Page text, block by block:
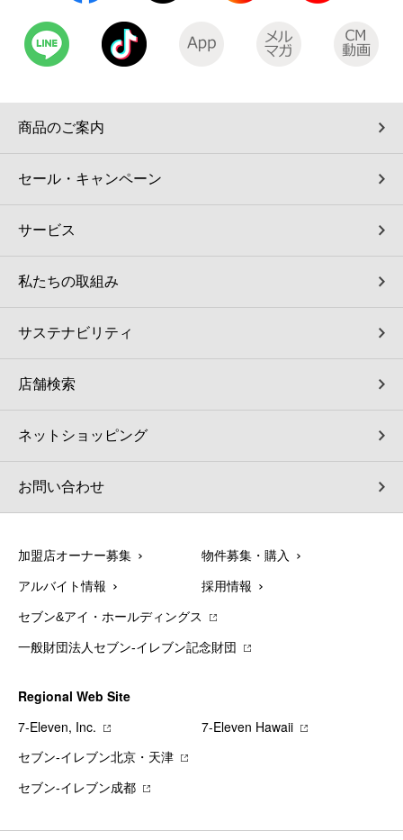
商品のご案内
セール・キャンペーン
サービス
私たちの取組み
サステナビリティ
店舗検索
ネットショッピング
お問い合わせ
加盟店オーナー募集 物件募集・購入
アルバイト情報 採用情報
セブン&アイ・ホールディングス
一般財団法人セブン-イレブン記念財団
Regional Web Site
7‐Eleven, Inc.
7‐Eleven Hawaii
セブン‐イレブン北京・天津
セブン‐イレブン成都